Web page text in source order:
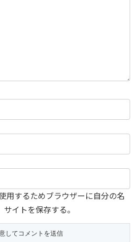
用するためブラウザーに自分の名
イトを保存する。